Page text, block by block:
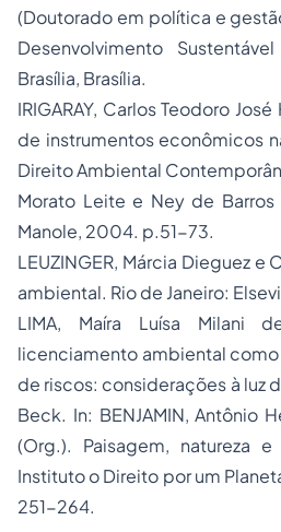
(Doutorado em política e
Desenvolvimento
Brasília, Brasília.
IRIGARAY, Carlos Teodoro
de instrumentos econômicos
Direito Ambiental
Morato Leite e Ney de Barros
Manole, 2004. p.51-73.
LEUZINGER, Márcia Dieguez e
ambiental. Rio de Janeiro:
LIMA, Maíra Luísa Milani
licenciamento ambiental
de riscos: considerações à luz
Beck. In: BENJAMIN, Antônio
(Org.). Paisagem, natureza e
Instituto o Direito por um
251-264.